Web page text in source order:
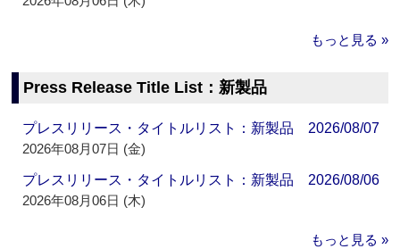
もっと見る »
Press Release Title List：新製品
プレスリリース・タイトルリスト：新製品 2026/08/07
2026年08月07日 (金)
プレスリリース・タイトルリスト：新製品 2026/08/06
2026年08月06日 (木)
もっと見る »